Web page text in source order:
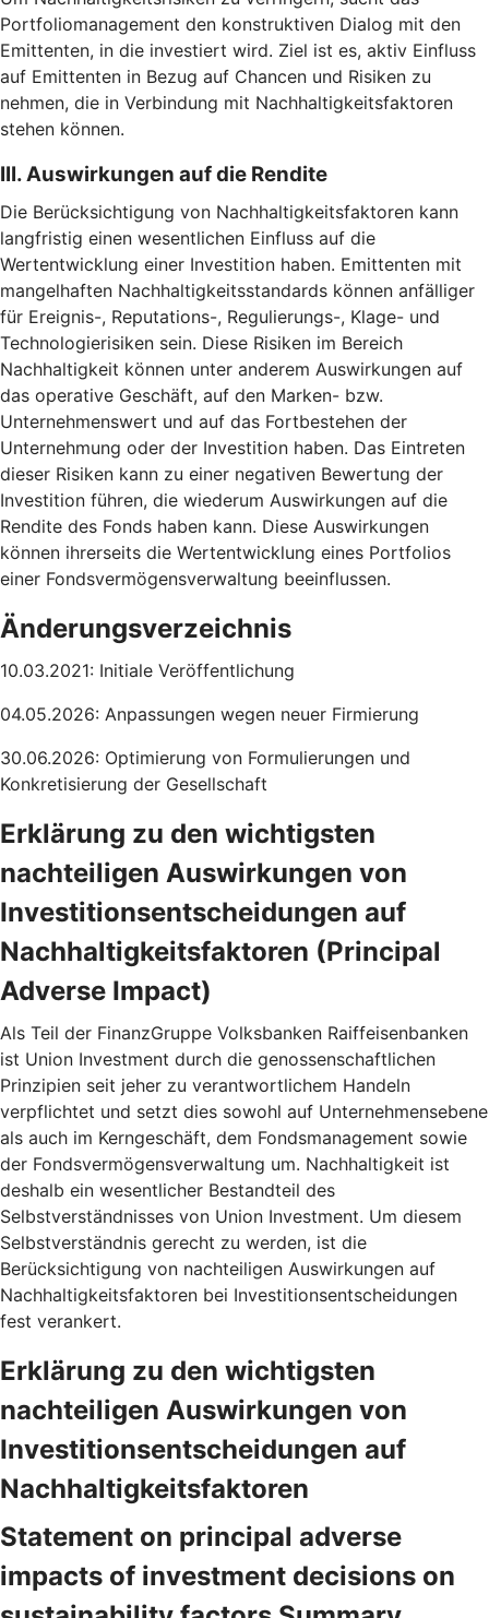
Portfoliomanagement den konstruktiven Dialog mit den
Emittenten, in die investiert wird. Ziel ist es, aktiv Einfluss
auf Emittenten in Bezug auf Chancen und Risiken zu
nehmen, die in Verbindung mit Nachhaltigkeitsfaktoren
stehen können.
III. Auswirkungen auf die Rendite
Die Berücksichtigung von Nachhaltigkeitsfaktoren kann
langfristig einen wesentlichen Einfluss auf die
Wertentwicklung einer Investition haben. Emittenten mit
mangelhaften Nachhaltigkeitsstandards können anfälliger
für Ereignis-, Reputations-, Regulierungs-, Klage- und
Technologierisiken sein. Diese Risiken im Bereich
Nachhaltigkeit können unter anderem Auswirkungen auf
das operative Geschäft, auf den Marken- bzw.
Unternehmenswert und auf das Fortbestehen der
Unternehmung oder der Investition haben. Das Eintreten
dieser Risiken kann zu einer negativen Bewertung der
Investition führen, die wiederum Auswirkungen auf die
Rendite des Fonds haben kann. Diese Auswirkungen
können ihrerseits die Wertentwicklung eines Portfolios
einer Fondsvermögensverwaltung beeinflussen.
Änderungsverzeichnis
10.03.2021: Initiale Veröffentlichung
04.05.2026: Anpassungen wegen neuer Firmierung
30.06.2026: Optimierung von Formulierungen und
Konkretisierung der Gesellschaft
Erklärung zu den wichtigsten
nachteiligen Auswirkungen von
Investitionsentscheidungen auf
Nachhaltigkeitsfaktoren (Principal
Adverse Impact)
Als Teil der FinanzGruppe Volksbanken Raiffeisenbanken
ist Union Investment durch die genossenschaftlichen
Prinzipien seit jeher zu verantwortlichem Handeln
verpflichtet und setzt dies sowohl auf Unternehmensebene
als auch im Kerngeschäft, dem Fondsmanagement sowie
der Fondsvermögensverwaltung um. Nachhaltigkeit ist
deshalb ein wesentlicher Bestandteil des
Selbstverständnisses von Union Investment. Um diesem
Selbstverständnis gerecht zu werden, ist die
Berücksichtigung von nachteiligen Auswirkungen auf
Nachhaltigkeitsfaktoren bei Investitionsentscheidungen
fest verankert.
Erklärung zu den wichtigsten
nachteiligen Auswirkungen von
Investitionsentscheidungen auf
Nachhaltigkeitsfaktoren
Statement on principal adverse
impacts of investment decisions on